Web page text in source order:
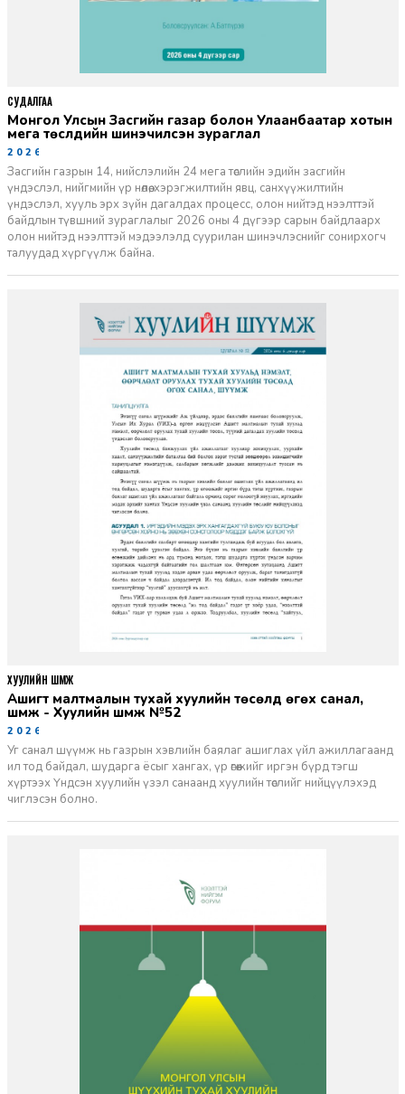
Монгол Улсын Засгийн газар болон Улаанбаатар хотын
мега төслүүдийн шинэчилсэн зураглал
2026-06-29
Засгийн газрын 14, нийслэлийн 24 мега төслийн эдийн засгийн
үндэслэл, нийгмийн үр нөлөө, хэрэгжилтийн явц, санхүүжилтийн
үндэслэл, хууль эрх зүйн дагалдах процесс, олон нийтэд нээлттэй
байдлын түвшний зураглалыг 2026 оны 4 дүгээр сарын байдлаарх
олон нийтэд нээлттэй мэдээлэлд суурилан шинэчлэснийг сонирхогч
талуудад хүргүүлж байна.
СУДАЛГАА
Ашигт малтмалын тухай хуулийн төсөлд өгөх санал,
шүүмж - Хуулийн шүүмж №52
2026-06-29
Уг санал шүүмж нь газрын хэвлийн баялаг ашиглах үйл ажиллагаанд
ил тод байдал, шударга ёсыг хангах, үр өгөөжийг иргэн бүрд тэгш
хүртээх Үндсэн хуулийн үзэл санаанд хуулийн төслийг нийцүүлэхэд
чиглэсэн болно.
ХУУЛИЙН ШҮҮМЖ